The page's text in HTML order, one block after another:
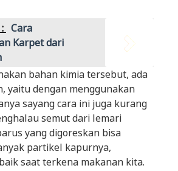
Cara
Karpet dari
bahan kimia tersebut, ada
yaitu dengan menggunakan
sayang cara ini juga kurang
semut dari lemari
yang digoreskan bisa
partikel kapurnya,
saat terkena makanan kita.